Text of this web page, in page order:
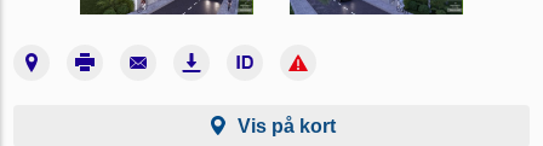
Vis på kort